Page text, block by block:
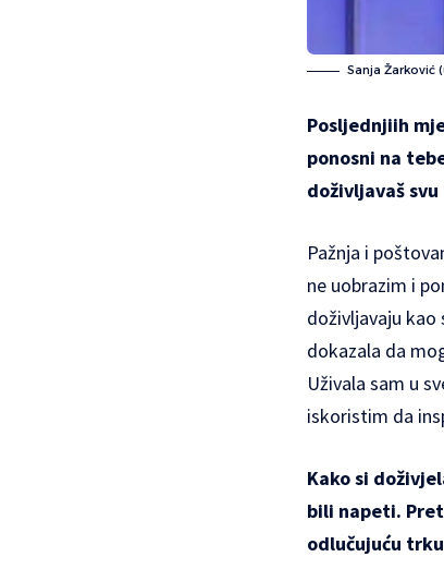
Sanja Žarković
Posljednjiih
ponosni na
doživljavaš
Pažnja i
ne uobrazim i
doživljavaju kao
dokazala da
Uživala sam u
iskoristim da
Kako si
bili napeti.
odlučujuću